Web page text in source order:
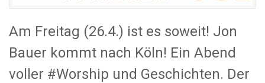
Am Freitag (26.4.) ist es soweit! Jon
Bauer kommt nach Köln! Ein Abend
voller #Worship und Geschichten. Der